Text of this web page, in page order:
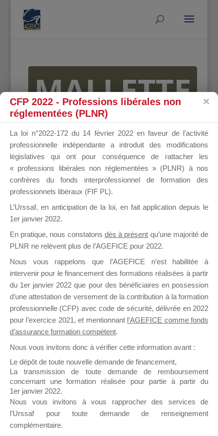
MALLETTE
DU
DIRIGEANT
Ce groupe est destiné aux Organismes de
Formation qui souhaitent répondre à l’Appel à
Propositions Mallette du Dirigeant.
sur lequel il est possible de laisser un message
ou poser une question.
NB : Il est nécessaire d’êtreinscrit(e)pour
pouvoir rejoindre ce groupe
CFP 2022 - Professions libérales non
réglementées (PLNR)
La loi n°2022-172 du 14 février 2022 en faveur de l’activité
professionnelle indépendante a introduit des modifications
législatives qui ont pour conséquence de rattacher les
« professions libérales non réglementées » (PLNR) à nos
confrères du fonds interprofessionnel de formation des
professionnels libéraux (FIF PL).
L’Urssaf, en anticipation de la loi, en fait application depuis le
1er janvier 2022.
En pratique, nous constatons dès à présent qu’une majorité de
PLNR ne relèvent plus de l’AGEFICE pour 2022.
Nous vous rappelons que l’AGEFICE n’est habilitée à
intervenir pour le financement des formations réalisées à partir
du 1er janvier 2022 que pour des bénéficiaires en possession
d’une attestation de versement de la contribution à la formation
professionnelle (CFP) avec code de sécurité, délivrée en 2022
pour l’exercice 2021, et mentionnant l’AGEFICE comme fonds
d’assurance formation compétent.
Nous vous invitons donc à vérifier cette information avant :
Le dépôt de toute nouvelle demande de financement,
La transmission de toute demande de remboursement
concernant une formation réalisée pour partie à partir du
1er janvier 2022.
Nous vous invitons à vous rapprocher des services de
l’Urssaf pour toute demande de renseignement
complémentaire.